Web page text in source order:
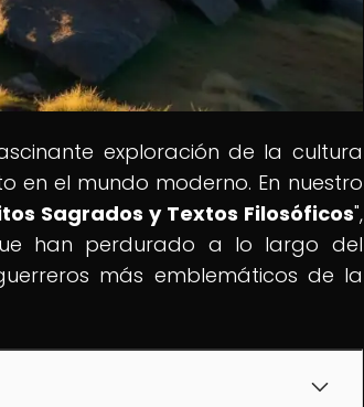
exploración de la cultura
en el mundo moderno. En nuestro
Sagrados y Textos Filosóficos",
han perdurado a lo largo del
más emblemáticos de la